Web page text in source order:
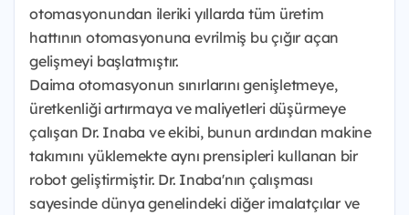
otomasyonundan ileriki yıllarda tüm üretim
hattının otomasyonuna evrilmiş bu çığır açan
gelişmeyi başlatmıştır.
Daima otomasyonun sınırlarını genişletmeye,
üretkenliği artırmaya ve maliyetleri düşürmeye
çalışan Dr. Inaba ve ekibi, bunun ardından makine
takımını yüklemekte aynı prensipleri kullanan bir
robot geliştirmiştir. Dr. Inaba'nın çalışması
sayesinde dünya genelindeki diğer imalatçılar ve